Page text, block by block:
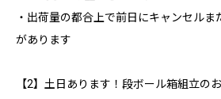
・出荷量の都合上で前日にキャンセル
があります
【2】土日あります！段ボール箱組立の